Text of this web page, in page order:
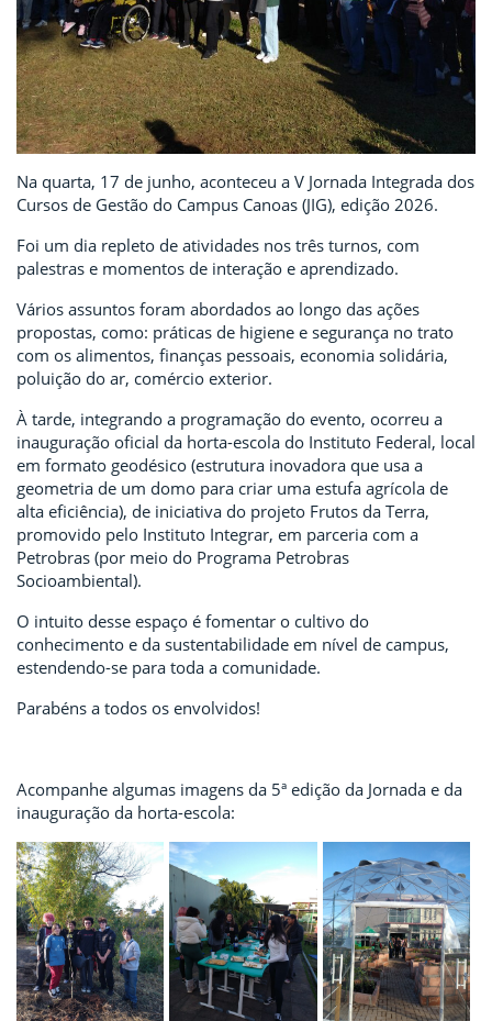
Na quarta, 17 de junho, aconteceu a V Jornada Integrada dos
Cursos de Gestão do Campus Canoas (JIG), edição 2026.
Foi um dia repleto de atividades nos três turnos, com
palestras e momentos de interação e aprendizado.
Vários assuntos foram abordados ao longo das ações
propostas, como: práticas de higiene e segurança no trato
com os alimentos, finanças pessoais, economia solidária,
poluição do ar, comércio exterior.
À tarde, integrando a programação do evento, ocorreu a
inauguração oficial da horta-escola do Instituto Federal, local
em formato geodésico (estrutura inovadora que usa a
geometria de um domo para criar uma estufa agrícola de
alta eficiência), de iniciativa do projeto Frutos da Terra,
promovido pelo Instituto Integrar, em parceria com a
Petrobras (por meio do Programa Petrobras
Socioambiental).
O intuito desse espaço é fomentar o cultivo do
conhecimento e da sustentabilidade em nível de campus,
estendendo-se para toda a comunidade.
Parabéns a todos os envolvidos!
Acompanhe algumas imagens da 5ª edição da Jornada e da
inauguração da horta-escola: